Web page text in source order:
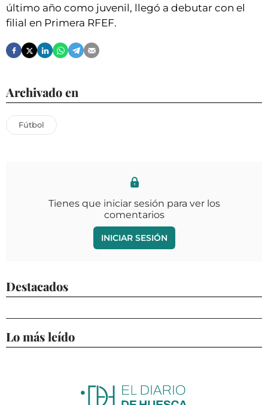
último año como juvenil, llegó a debutar con el
filial en Primera RFEF.
Archivado en
Fútbol
Tienes que iniciar sesión para ver los
comentarios
INICIAR SESIÓN
Destacados
Lo más leído